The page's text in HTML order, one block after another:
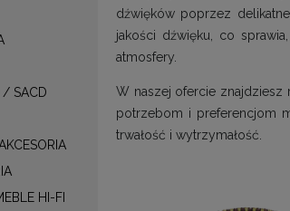
/ SACD
HI-FI
dźwięków poprzez
jakości dźwięku, co
atmosfery.
W naszej ofercie znajdziesz
potrzebom i preferencjom
trwałość i wytrzymałość.